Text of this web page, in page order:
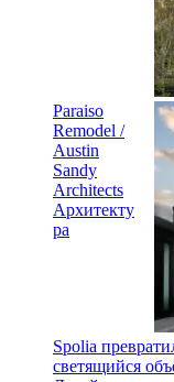
Paraiso
Remodel /
Austin
Sandy
Architects
Архитекту
ра
Spolia
светящийся